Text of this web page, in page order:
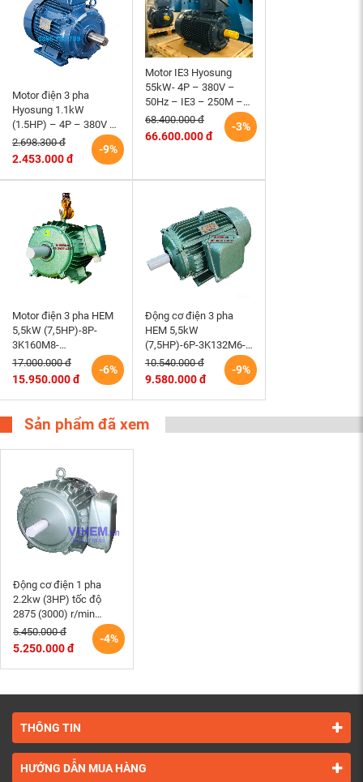
Motor điện 3 pha
Hyosung 1.1kW
(1.5HP) – 4P – 380V –
50Hz – TEFC – 90S
(tốc độ 1500rpm)
-9%
2.698.300 đ
2.453.000 đ
Motor IE3 Hyosung
55kW- 4P – 380V –
50Hz – IE3 – 250M –
B3 hiệu suất cao
-3%
68.400.000 đ
66.600.000 đ
Motor điện 3 pha HEM
5,5kW (7,5HP)-8P-
3K160M8-
220/380/660V-B3 tốc
độ 730 (750)r/min
động cơ điện cơ Hem
Vihem
-6%
17.000.000 đ
15.950.000 đ
Động cơ điện 3 pha
HEM 5,5kW
(7,5HP)-6P-3K132M6-
220/380V tốc độ 980 –
1000 r/min điện cơ -9%
10.540.000 đ
9.580.000 đ
Sản phẩm đã xem
Động cơ điện 1 pha
2.2kw (3HP) tốc độ
2875 (3000) r/min
HEM- VIHEM (Việt
Hung)
-4%
5.450.000 đ
5.250.000 đ
THÔNG TIN
HƯỚNG DẪN MUA HÀNG